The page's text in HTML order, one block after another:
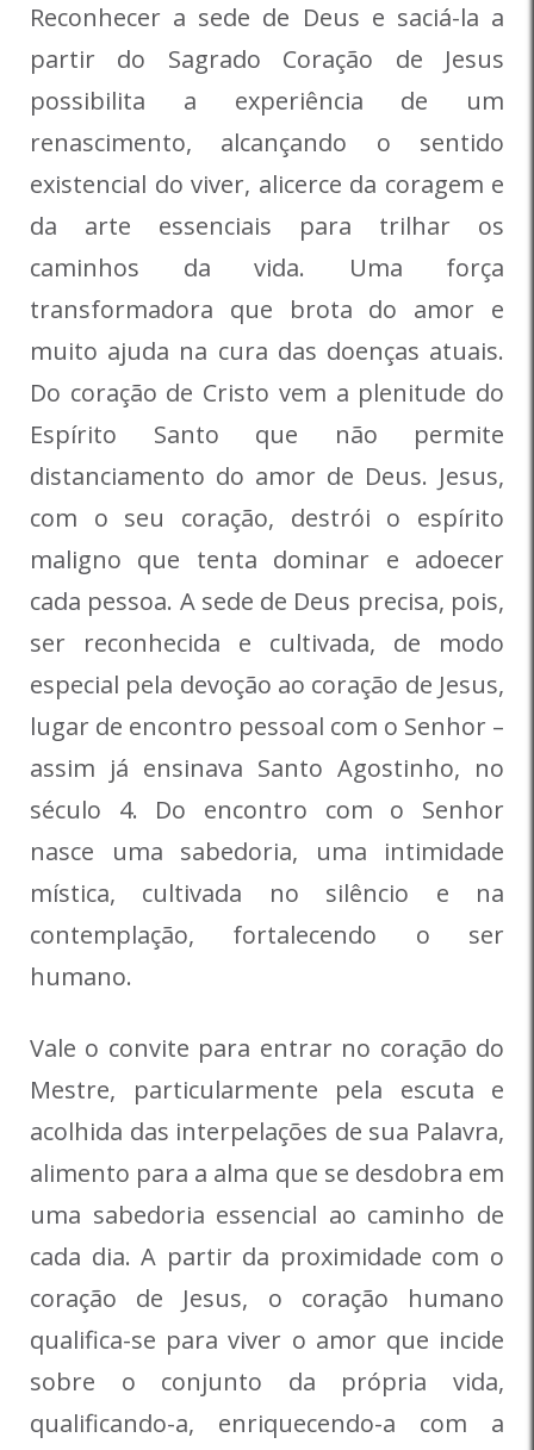
Reconhecer a sede de Deus e saciá-la a
partir do Sagrado Coração de Jesus
possibilita a experiência de um
renascimento, alcançando o sentido
existencial do viver, alicerce da coragem e
da arte essenciais para trilhar os
caminhos da vida. Uma força
transformadora que brota do amor e
muito ajuda na cura das doenças atuais.
Do coração de Cristo vem a plenitude do
Espírito Santo que não permite
distanciamento do amor de Deus. Jesus,
com o seu coração, destrói o espírito
maligno que tenta dominar e adoecer
cada pessoa. A sede de Deus precisa, pois,
ser reconhecida e cultivada, de modo
especial pela devoção ao coração de Jesus,
lugar de encontro pessoal com o Senhor –
assim já ensinava Santo Agostinho, no
século 4. Do encontro com o Senhor
nasce uma sabedoria, uma intimidade
mística, cultivada no silêncio e na
contemplação, fortalecendo o ser
humano.
Vale o convite para entrar no coração do
Mestre, particularmente pela escuta e
acolhida das interpelações de sua Palavra,
alimento para a alma que se desdobra em
uma sabedoria essencial ao caminho de
cada dia. A partir da proximidade com o
coração de Jesus, o coração humano
qualifica-se para viver o amor que incide
sobre o conjunto da própria vida,
qualificando-a, enriquecendo-a com a